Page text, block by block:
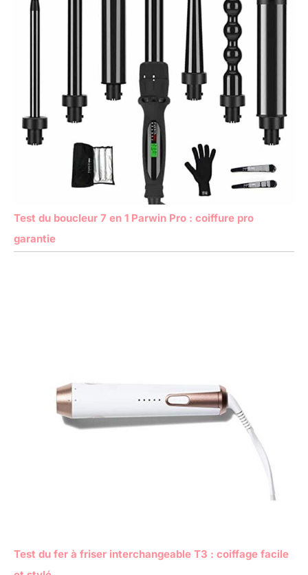
Test du boucleur 7 en 1 Parwin Pro : coiffure pro
garantie
Test du fer à friser interchangeable T3 : coiffage facile